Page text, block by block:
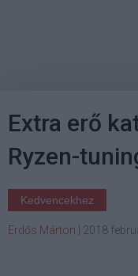
Extra erő
Ryzen-
Kedvencekhez
Erdős Márton 2018